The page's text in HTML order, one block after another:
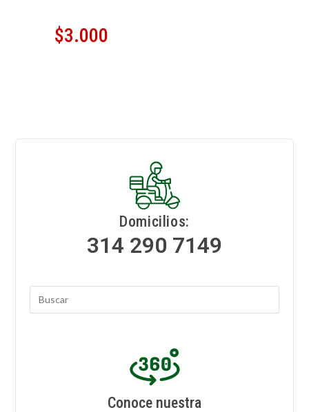
$3.000
Domicilios:
314 290 7149
Conoce nuestra